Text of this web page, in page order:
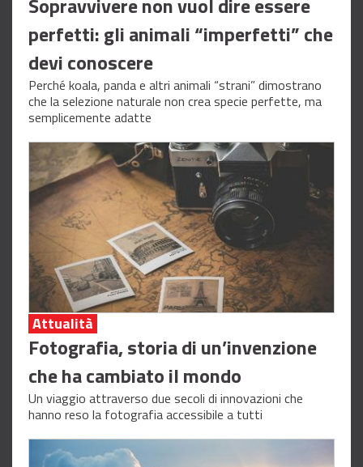
perfetti: gli animali “imperfetti” che
devi conoscere
Perché koala, panda e altri animali “strani” dimostrano
che la selezione naturale non crea specie perfette, ma
semplicemente adatte
Attualità
Fotografia, storia di un’invenzione
che ha cambiato il mondo
Un viaggio attraverso due secoli di innovazioni che
hanno reso la fotografia accessibile a tutti